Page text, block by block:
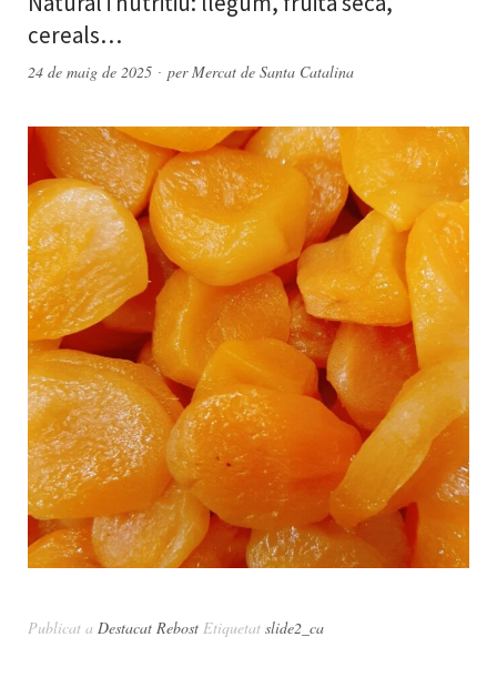
cereals…
24 de maig de 2025 perMercat de Santa Catalina
Publicat a Destacat Rebost Etiquetat slide2_ca